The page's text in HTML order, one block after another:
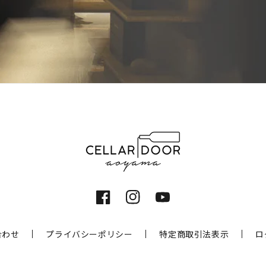
FacebookInstagramYouTube
せ プライバシーポリシー 特定商取引法表示